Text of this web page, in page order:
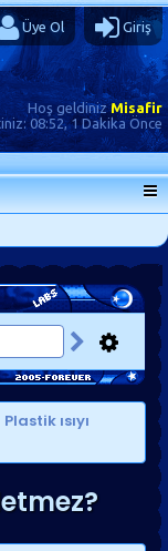
Üye Ol Giriş
Hoş geldinizMisafir
08:52, 1 Dakika Önce
Plastik ısıyı